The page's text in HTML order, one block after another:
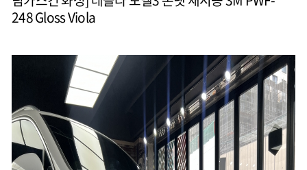
248 Gloss Viola